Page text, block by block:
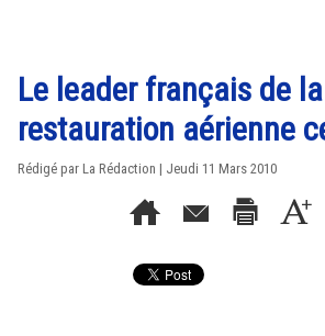
Le leader français de la
restauration aérienne
Rédigé par La Rédaction | Jeudi 11 Mars 2010